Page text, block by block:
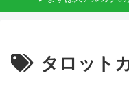
タロット